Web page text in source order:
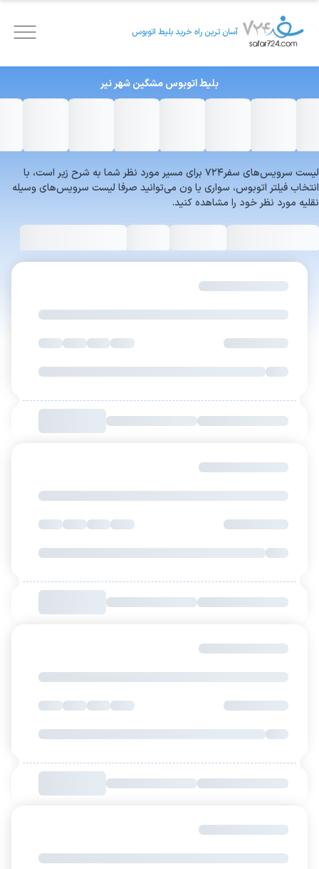
آسان ترین راه خرید بلیط اتوبوس
بلیط اتوبوسمشگین شهرنیر
لیست سرویس‌های سفر۷۲۴ برای مسیر مورد نظر شما به شرح زیر است، با
انتخاب فیلتر اتوبوس، سواری یا ون می‌توانید صرفا لیست سرویس‌های وسیله
نقلیه مورد نظر خود را مشاهده کنید.